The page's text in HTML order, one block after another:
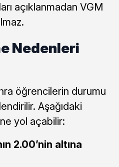
açıklanmadan VGM
Nedenleri
öğrencilerin durumu
Aşağıdaki
yol açabilir:
2.00’nin altına